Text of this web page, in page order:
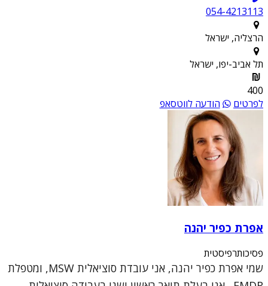
054-4213113
הרצליה, ישראל
תל אביב-יפו, ישראל
400
לפרטים
הודעה לווטסאפ
אפרת כפיר יהנה
פסיכותרפיסטית
שמי אפרת כפיר יהנה, אני עובדת סוציאלית MSW, ומטפלת